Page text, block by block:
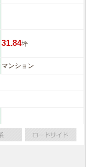
31.84坪
マンション